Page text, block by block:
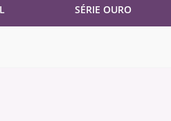
SÉRIE OURO